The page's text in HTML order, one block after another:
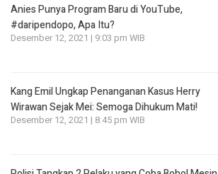
Anies Punya Program Baru di YouTube,
#daripendopo, Apa Itu?
Desember 12, 2021 | 9:03 pm WIB
Kang Emil Ungkap Penanganan Kasus Herry
Wirawan Sejak Mei: Semoga Dihukum Mati!
Desember 12, 2021 | 8:45 pm WIB